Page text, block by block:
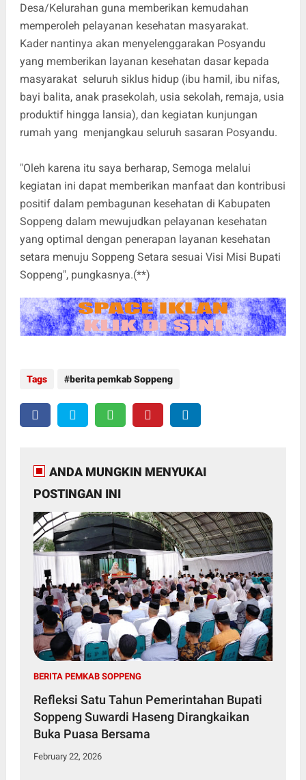
Desa/Kelurahan guna memberikan kemudahan
memperoleh pelayanan kesehatan masyarakat.
Kader nantinya akan menyelenggarakan Posyandu
yang memberikan layanan kesehatan dasar kepada
masyarakat seluruh siklus hidup (ibu hamil, ibu nifas,
bayi balita, anak prasekolah, usia sekolah, remaja, usia
produktif hingga lansia), dan kegiatan kunjungan
rumah yang menjangkau seluruh sasaran Posyandu.
"Oleh karena itu saya berharap, Semoga melalui
kegiatan ini dapat memberikan manfaat dan kontribusi
positif dalam pembagunan kesehatan di Kabupaten
Soppeng dalam mewujudkan pelayanan kesehatan
yang optimal dengan penerapan layanan kesehatan
setara menuju Soppeng Setara sesuai Visi Misi Bupati
Soppeng", pungkasnya.(**)
Tags berita pemkab Soppeng
ANDA MUNGKIN MENYUKAI
POSTINGAN INI
BERITA PEMKAB SOPPENG
Refleksi Satu Tahun Pemerintahan Bupati
Soppeng Suwardi Haseng Dirangkaikan
Buka Puasa Bersama
February 22, 2026